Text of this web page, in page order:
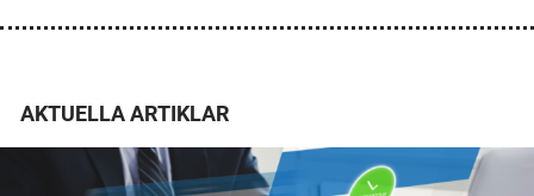
AKTUELLA ARTIKLAR